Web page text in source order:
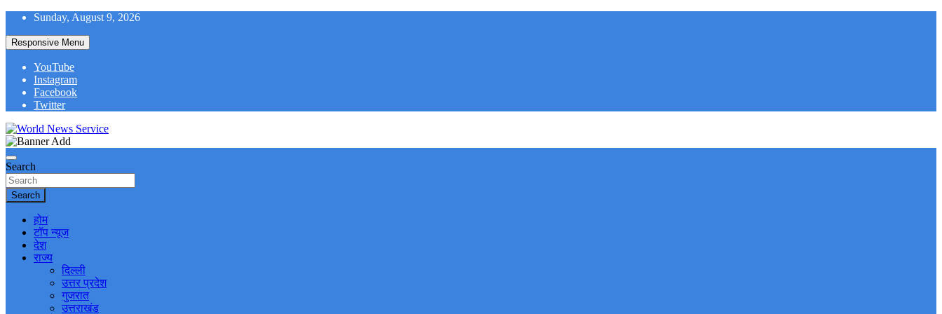
Skip
content
Sunday, August 9, 2026
Responsive Menu
YouTube
Instagram
Facebook
Twitter
World News Service
Search
Search
होम
टॉप न्यूज
देश
राज्य
दिल्ली
उत्तर प्रदेश
गुजरात
उत्तराखंड